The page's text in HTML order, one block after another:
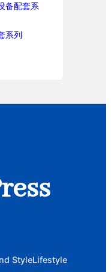
备配套系
系列
StyleLifestyle